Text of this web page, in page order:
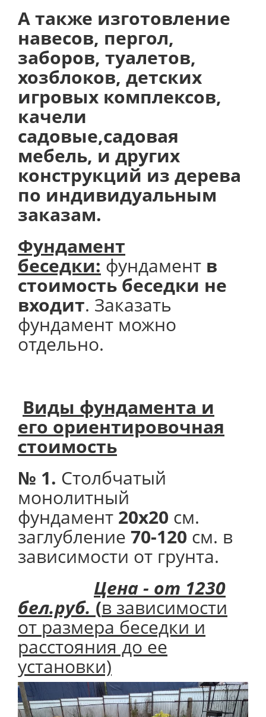
А также изготовление
навесов, пергол,
заборов, туалетов,
хозблоков, детских
игровых комплексов,
качели
садовые,садовая
мебель, и других
конструкций из дерева
по индивидуальным
заказам.
Фундамент
беседки: фундамент в
стоимость беседки не
входит. Заказать
фундамент можно
отдельно.
Виды фундамента и
его ориентировочная
стоимость
№ 1. Столбчатый
монолитный
фундамент 20х20 см.
заглубление 70-120 см. в
зависимости от грунта.
Цена - от 1230
бел.руб. (в зависимости
от размера беседки и
расстояния до ее
установки)